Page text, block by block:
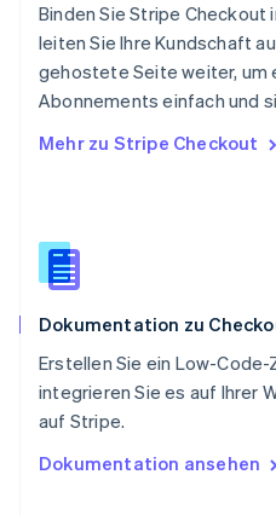
Binden Sie Stripe Checkout
leiten Sie Ihre Kundschaft
gehostete Seite weiter, um
Abonnements einfach und
Mehr zu Stripe Checkout
Dokumentation zu
Erstellen Sie ein Low-
integrieren Sie es auf Ihrer
auf Stripe.
Dokumentation ansehen
Schweiz
DeutschFrançaisItaliano
Singapur
English简体中文
English
China
English
EspañolEnglish
Thailand
Tschechische Republik
English
English